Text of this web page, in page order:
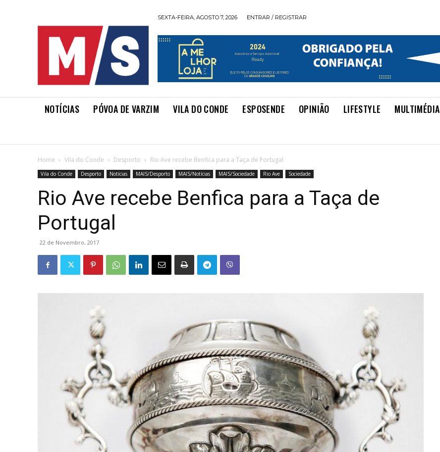
SEXTA-FEIRA, AGOSTO 7, 2026 ENTRAR / REGISTRAR
NOTÍCIAS PÓVOA DE VARZIM VILA DO CONDE ESPOSENDE OPINIÃO LIFESTYLE MULTIMÉDIA
Home Vila do Conde Desporto Rio Ave recebe Benfica para a Taça de Portugal
Vila do Conde Desporto Notícias MAIS/Desporto MAIS/Notícias MAIS/Sociedade Rio Ave Sociedade
Rio Ave recebe Benfica para a Taça de
Portugal
22 de Novembro, 2017